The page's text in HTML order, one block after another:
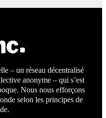
– un réseau décentralisé
anonyme – qui s’est
Nous nous efforçons
selon les principes de